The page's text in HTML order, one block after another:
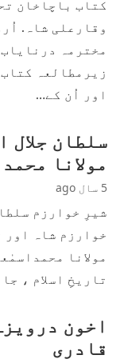
کتاب باچاخان
وقارعلی شاہ.
مخترمہ درنایاب
زیرمطالعہ
اور اُن کے…
سلطان جلال
مولانا
5 سال ago
شیرِ خوارزم
خوارزم شاہ اور
مولانا
تاریخِ اسلام ،
اخون
قادری